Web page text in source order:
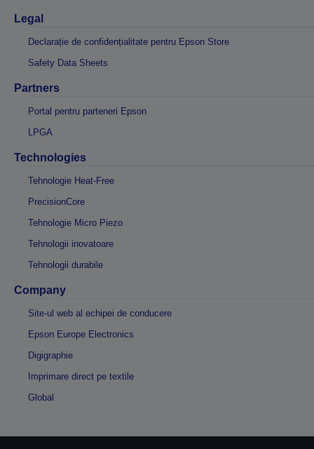
Legal
Declarație de confidențialitate pentru Epson Store
Safety Data Sheets
Partners
Portal pentru parteneri Epson
LPGA
Technologies
Tehnologie Heat-Free
PrecisionCore
Tehnologie Micro Piezo
Tehnologii inovatoare
Tehnologii durabile
Company
Site-ul web al echipei de conducere
Epson Europe Electronics
Digigraphie
Imprimare direct pe textile
Global